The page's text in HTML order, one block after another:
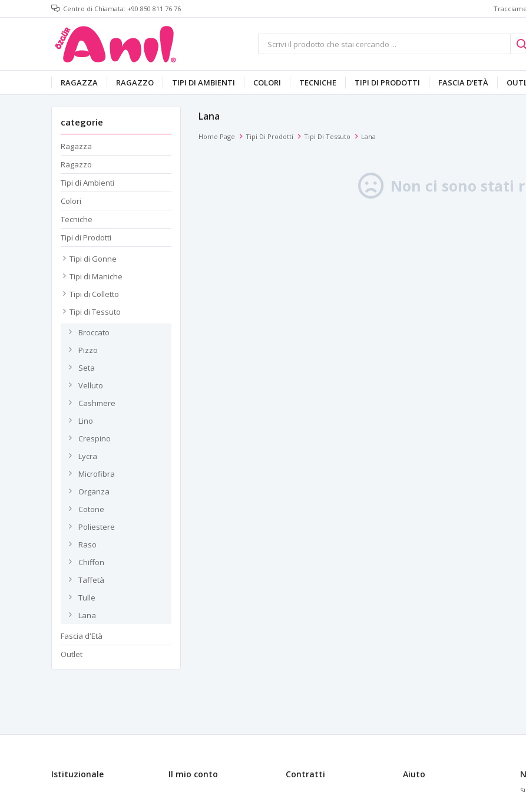
Centro di Chiamata: +90 850 811 76 76
RAGAZZA RAGAZZO TIPI DI AMBIENTI COLORI TECNICHE TIPI DI PRODOTTI FASCIA D'ETÀ
categorie
Ragazza
Ragazzo
Tipi di Ambienti
Colori
Tecniche
Tipi di Prodotti
Tipi di Gonne
Tipi di Maniche
Tipi di Colletto
Tipi di Tessuto
Broccato
Pizzo
Seta
Velluto
Cashmere
Lino
Crespino
Lycra
Microfibra
Organza
Cotone
Poliestere
Raso
Chiffon
Taffetà
Tulle
Lana
Fascia d'Età
Outlet
Lana
Home Page Tipi Di Prodotti Tipi Di Tessuto Lana
Non ci sono stati
Istituzionale Il mio conto Contratti Aiuto